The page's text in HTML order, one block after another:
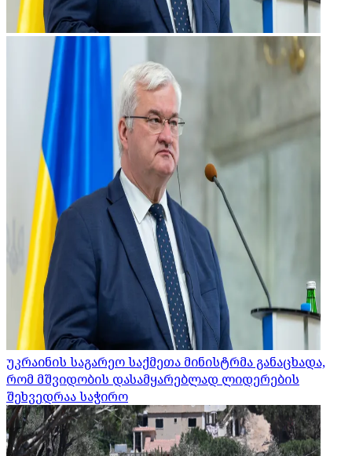
უკრაინის საგარეო საქმეთა მინისტრმა განაცხადა,
რომ მშვიდობის დასამყარებლად ლიდერების
შეხვედრაა საჭირო